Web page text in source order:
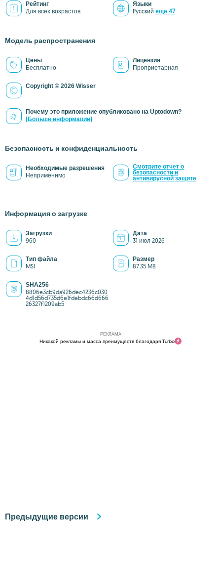
Рейтинг
Для всех возрастов
Языки
Pусский еще 47
Модель распространения
Цены
Бесплатно
Лицензия
Проприетарная
Copyright © 2026 Wisser
Почему это приложение опубликовано на Uptodown?
(Больше информации)
Безопасность и конфиденциальность
Необходимые разрешения
Неприменимо
Смотрите отчет о
безопасности и
антивирусной защите
Информация о загрузке
Загрузки
960
Дата
31 июл 2026
Тип файла
MSI
Размер
87.35 MB
SHA256
8806e3cb9da926dec4236c030
4d1d56d735d6e1fdebdc66d666
26327f1209ab5
РЕКЛАМА
Никакой рекламы и масса преимуществ благодаря Turbo
Предыдущие версии